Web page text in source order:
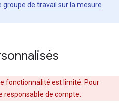
groupe de travail sur la mesure
fonctionnalité est limité. Pour
de compte.